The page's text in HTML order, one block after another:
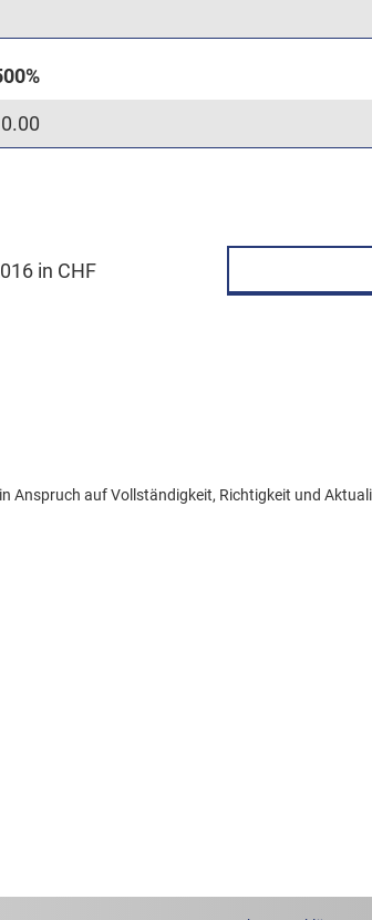
0.00
in CHF
Anspruch auf Vollständigkeit, Richtigkeit und